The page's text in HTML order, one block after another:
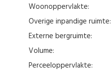
Woonoppervlakte:
Overige inpandige ruimte:
Externe bergruimte:
Volume:
Perceeloppervlakte: